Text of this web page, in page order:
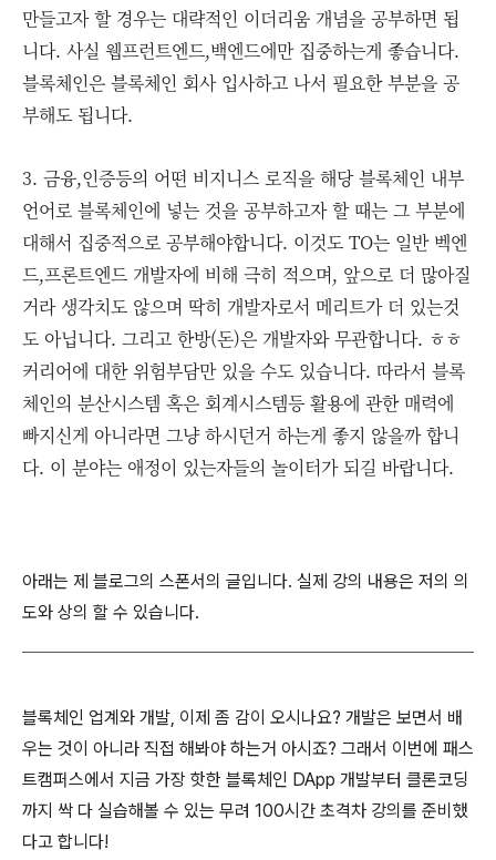
만들고자 할 경우는 대략적인 이더리움 개념을 공부하면 됩
니다. 사실 웹프런트엔드,백엔드에만 집중하는게 좋습니다.
블록체인은 블록체인 회사 입사하고 나서 필요한 부분을 공
부해도 됩니다.
3. 금융,인증등의 어떤 비지니스 로직을 해당 블록체인 내부
언어로 블록체인에 넣는 것을 공부하고자 할 때는 그 부분에
대해서 집중적으로 공부해야합니다. 이것도 TO는 일반 벡엔
드,프론트엔드 개발자에 비해 극히 적으며, 앞으로 더 많아질
거라 생각치도 않으며 딱히 개발자로서 메리트가 더 있는것
도 아닙니다. 그리고 한방(돈)은 개발자와 무관합니다. ㅎㅎ
커리어에 대한 위험부담만 있을 수도 있습니다. 따라서 블록
체인의 분산시스템 혹은 회계시스템등 활용에 관한 매력에
빠지신게 아니라면 그냥 하시던거 하는게 좋지 않을까 합니
다. 이 분야는 애정이 있는자들의 놀이터가 되길 바랍니다.
아래는 제 블로그의 스폰서의 글입니다. 실제 강의 내용은 저의 의
도와 상의 할 수 있습니다.
블록체인 업계와 개발, 이제 좀 감이 오시나요? 개발은 보면서 배
우는 것이 아니라 직접 해봐야 하는거 아시죠? 그래서 이번에 패스
트캠퍼스에서 지금 가장 핫한 블록체인 DApp 개발부터 클론코딩
까지 싹 다 실습해볼 수 있는 무려 100시간 초격차 강의를 준비했
다고 합니다!